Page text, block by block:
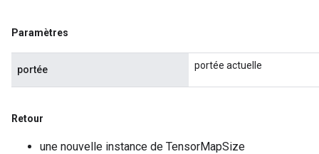
Paramètres
portée portée actuelle
Retour
une nouvelle instance de TensorMapSize